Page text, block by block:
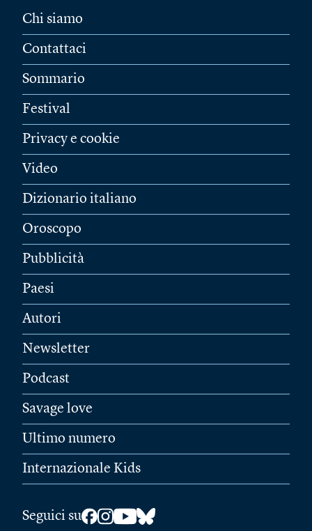
Chi siamo
Contattaci
Sommario
Festival
Privacy e cookie
Video
Dizionario italiano
Oroscopo
Pubblicità
Paesi
Autori
Newsletter
Podcast
Savage love
Ultimo numero
Internazionale Kids
Seguici su